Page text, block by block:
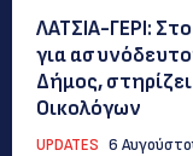
ΛΑΤΣΙΑ-ΓΕΡΙ:
για
Δήμος,
Οικολόγων
UPDATES 6